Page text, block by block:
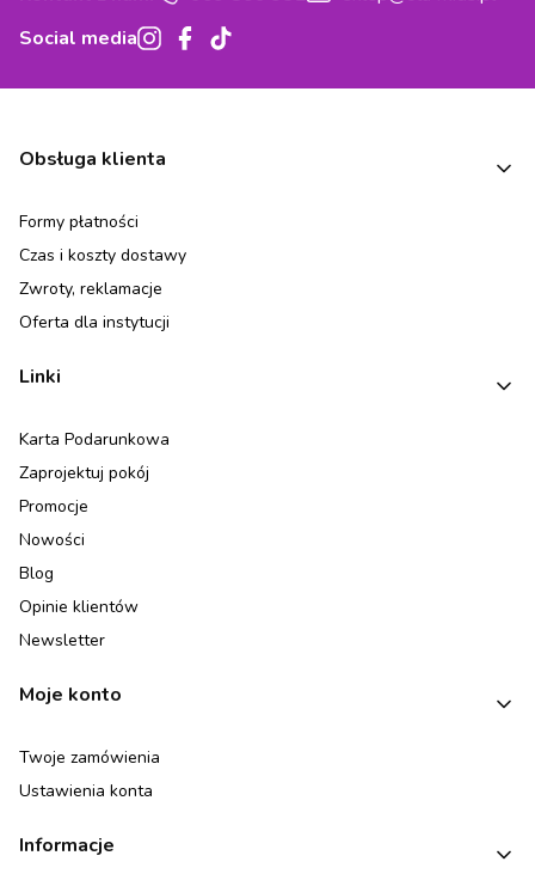
Social media
Linki w stopce
Obsługa klienta
Formy płatności
Czas i koszty dostawy
Zwroty, reklamacje
Oferta dla instytucji
Linki
Karta Podarunkowa
Zaprojektuj pokój
Promocje
Nowości
Blog
Opinie klientów
Newsletter
Moje konto
Twoje zamówienia
Ustawienia konta
Informacje